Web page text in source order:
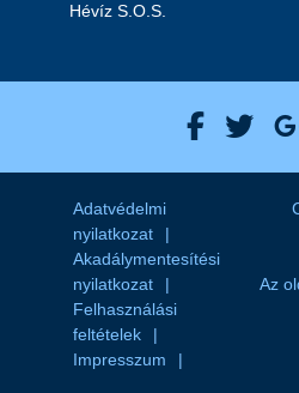
Hévíz S.O.S.
Hévíz
Adatvédelmi
nyilatkozat
Akadálymentesítési
nyilatkozat
Felhasználási
feltételek
Impresszum
Az